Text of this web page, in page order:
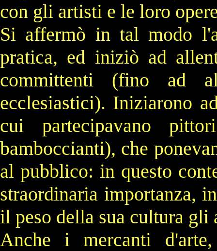
con gli artisti e le loro
Si affermò in tal modo
pratica, ed iniziò ad
committenti (fino ad
ecclesiastici). Iniziarono
cui partecipavano
bamboccianti), che
al pubblico: in questo
straordinaria importanza,
il peso della sua cultura
Anche i mercanti